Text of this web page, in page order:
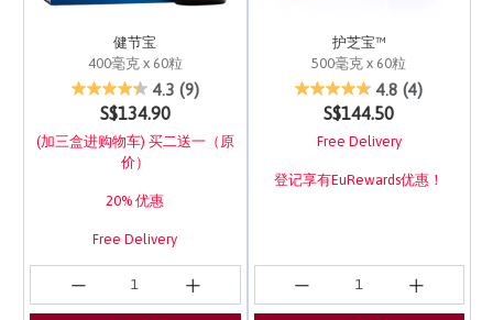
健节宝
400毫克 x 60粒
3.1 out of 5 Customer Rating
4.3 (9)
S$134.90
(加三盒进购物车) 买二送一（原
价）
20% 优惠
Free Delivery
护芝宝™
500毫克 x 60粒
3.8 out of 5 Customer
4.8 (4)
S$144.50
Free Delivery
登记享有EuRewards优惠！